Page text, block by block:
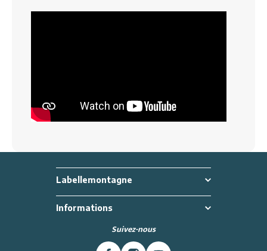
Labellemontagne
Informations
Suivez-nous